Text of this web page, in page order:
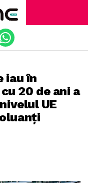
iau în
20 de ani a
UE